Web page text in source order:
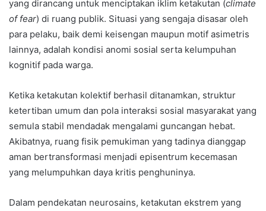
yang dirancang untuk menciptakan iklim ketakutan (climate
of fear) di ruang publik. Situasi yang sengaja disasar oleh
para pelaku, baik demi keisengan maupun motif asimetris
lainnya, adalah kondisi anomi sosial serta kelumpuhan
kognitif pada warga.
Ketika ketakutan kolektif berhasil ditanamkan, struktur
ketertiban umum dan pola interaksi sosial masyarakat yang
semula stabil mendadak mengalami guncangan hebat.
Akibatnya, ruang fisik pemukiman yang tadinya dianggap
aman bertransformasi menjadi episentrum kecemasan
yang melumpuhkan daya kritis penghuninya.
Dalam pendekatan neurosains, ketakutan ekstrem yang